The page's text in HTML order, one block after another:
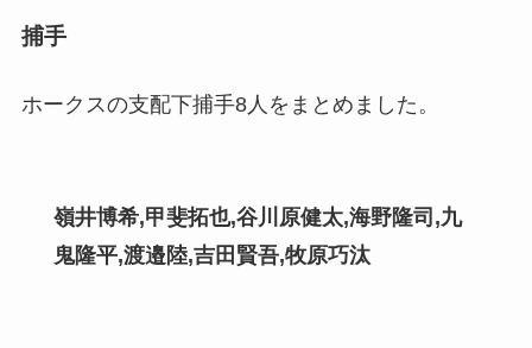
捕手
ホークスの支配下捕手8人をまとめました。
嶺井博希,甲斐拓也,谷川原健太,海野隆司,九
鬼隆平,渡邉陸,吉田賢吾,牧原巧汰